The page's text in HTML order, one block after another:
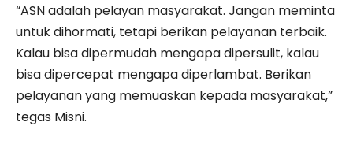
“ASN adalah pelayan masyarakat. Jangan meminta
untuk dihormati, tetapi berikan pelayanan terbaik.
Kalau bisa dipermudah mengapa dipersulit, kalau
bisa dipercepat mengapa diperlambat. Berikan
pelayanan yang memuaskan kepada masyarakat,”
tegas Misni.